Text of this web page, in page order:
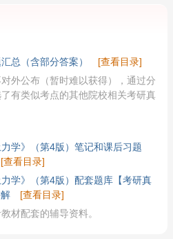
总（含部分答案）
[查看目录]
外公布（暂时难以获得），通过分
有类似考点的其他院校相关考研真
学》（第4版）笔记和课后习题
[查看目录]
学》（第4版）配套题库【考研真
[查看目录]
材配套的辅导资料。